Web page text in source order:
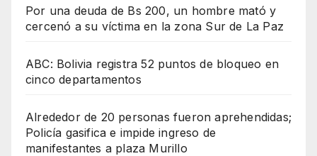
Por una deuda de Bs 200, un hombre mató y
cercenó a su víctima en la zona Sur de La Paz
ABC: Bolivia registra 52 puntos de bloqueo en
cinco departamentos
Alrededor de 20 personas fueron aprehendidas;
Policía gasifica e impide ingreso de
manifestantes a plaza Murillo